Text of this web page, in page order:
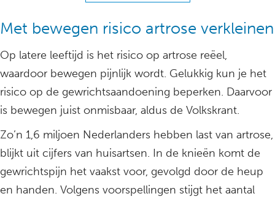
Met bewegen risico artrose verkleinen
Op latere leeftijd is het risico op artrose reëel,
waardoor bewegen pijnlijk wordt. Gelukkig kun je het
risico op de gewrichtsaandoening beperken. Daarvoor
is bewegen juist onmisbaar, aldus de Volkskrant.
Zo’n 1,6 miljoen Nederlanders hebben last van artrose,
blijkt uit cijfers van huisartsen. In de knieën komt de
gewrichtspijn het vaakst voor, gevolgd door de heup
en handen. Volgens voorspellingen stijgt het aantal